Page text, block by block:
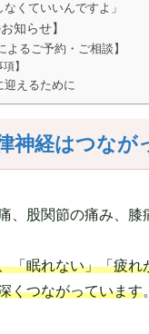
なくていいんですよ」
知らせ】
よるご予約・ご相談】
】
迎えるために
神経はつなが
、股関節の痛み、膝
「眠れない」「疲れ
くつながっています。